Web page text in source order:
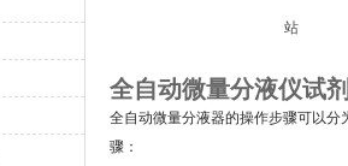
全自动微量分液仪试
全自动微量分液器的操作步骤可以
骤：